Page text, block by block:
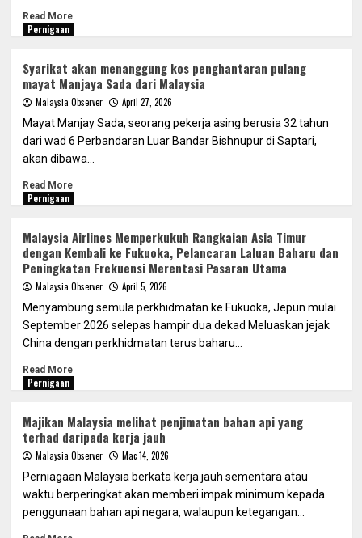
Read More
Pernigaan
Syarikat akan menanggung kos penghantaran pulang
mayat Manjaya Sada dari Malaysia
Malaysia Observer
April 27, 2026
Mayat Manjay Sada, seorang pekerja asing berusia 32 tahun
dari wad 6 Perbandaran Luar Bandar Bishnupur di Saptari,
akan dibawa...
Read More
Pernigaan
Malaysia Airlines Memperkukuh Rangkaian Asia Timur
dengan Kembali ke Fukuoka, Pelancaran Laluan Baharu dan
Peningkatan Frekuensi Merentasi Pasaran Utama
Malaysia Observer
April 5, 2026
Menyambung semula perkhidmatan ke Fukuoka, Jepun mulai
September 2026 selepas hampir dua dekad Meluaskan jejak
China dengan perkhidmatan terus baharu...
Read More
Pernigaan
Majikan Malaysia melihat penjimatan bahan api yang
terhad daripada kerja jauh
Malaysia Observer
Mac 14, 2026
Perniagaan Malaysia berkata kerja jauh sementara atau
waktu berperingkat akan memberi impak minimum kepada
penggunaan bahan api negara, walaupun ketegangan...